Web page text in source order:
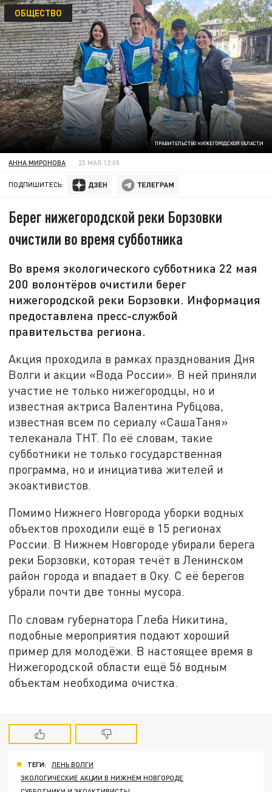
ПРАВИТЕЛЬСТВО НИЖЕГОРОДСКОЙ ОБЛАСТИ
ОБЩЕСТВО
АННА МИРОНОВА 23 МАЯ 12:05
ПОДПИШИТЕСЬ:
Берег нижегородской реки Борзовки
очистили во время субботника
Во время экологического субботника 22 мая
200 волонтёров очистили берег
нижегородской реки Борзовки. Информация
предоставлена пресс-службой
правительства региона.
Акция проходила в рамках празднования Дня
Волги и акции «Вода России». В ней приняли
участие не только нижегородцы, но и
известная актриса Валентина Рубцова,
известная всем по сериалу «СашаТаня»
телеканала ТНТ. По её словам, такие
субботники не только государственная
программа, но и инициатива жителей и
экоактивистов.
Помимо Нижнего Новгорода уборки водных
объектов проходили ещё в 15 регионах
России. В Нижнем Новгороде убирали берега
реки Борзовки, которая течёт в Ленинском
район города и впадает в Оку. С её берегов
убрали почти две тонны мусора.
По словам губернатора Глеба Никитина,
подобные мероприятия подают хороший
пример для молодёжи. В настоящее время в
Нижегородской области ещё 56 водным
объектам необходима очистка.
ТЕГИ:
ЛЕНЬ ВОЛГИ
ЭКОЛОГИЧЕСКИЕ АКЦИИ В НИЖНЕМ НОВГОРОДЕ